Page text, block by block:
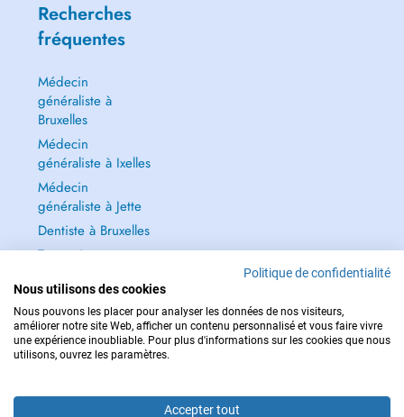
Recherches
fréquentes
Médecin
généraliste à
Bruxelles
Médecin
généraliste à Ixelles
Médecin
généraliste à Jette
Dentiste à Bruxelles
Tout voir →
POUR LES URGENCES, CONSULTEZ : 112
Politique de confidentialité
Nous utilisons des cookies
Nous pouvons les placer pour analyser les données de nos visiteurs,
améliorer notre site Web, afficher un contenu personnalisé et vous faire vivre
une expérience inoubliable. Pour plus d'informations sur les cookies que nous
utilisons, ouvrez les paramètres.
Accepter tout